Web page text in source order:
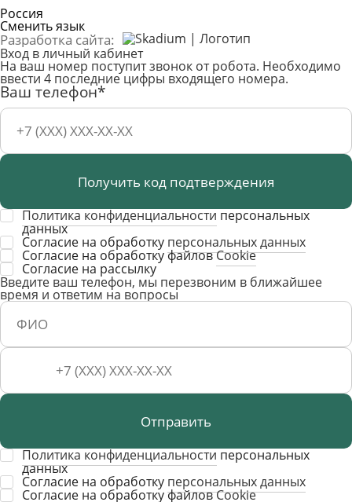
Россия
Сменить язык
Разработка сайта:
Вход в личный кабинет
На ваш номер поступит звонок от робота. Необходимо
ввести 4 последние цифры входящего номера.
Ваш телефон*
Получить код подтверждения
Политика конфиденциальности персональных
данных
Согласие на обработку персональных данных
Согласие на обработку файловCookie
Cогласие на рассылку
Введите ваш телефон, мы перезвоним в ближайшее
время и ответим на вопросы
Отправить
Политика конфиденциальности персональных
данных
Согласие на обработку персональных данных
Согласие на обработку файловCookie